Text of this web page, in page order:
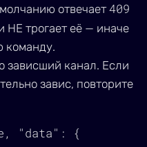
отвечает409
НЕ трогает её — иначе
команду.
зависший канал. Если
завис, повторите
"data": {